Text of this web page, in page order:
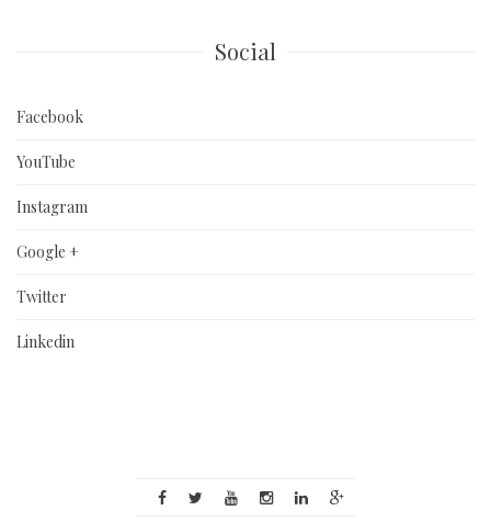
Social
Facebook
YouTube
Instagram
Google +
Twitter
Linkedin